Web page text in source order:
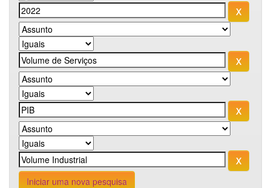
Iniciar uma nova pesquisa